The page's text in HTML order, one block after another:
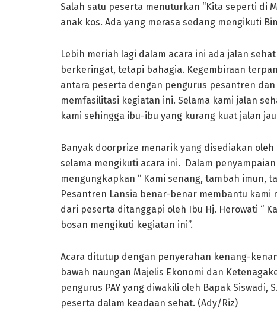
Salah satu peserta menuturkan “Kita seperti di
anak kos. Ada yang merasa sedang mengikuti
Lebih meriah lagi dalam acara ini ada jalan
berkeringat, tetapi bahagia. Kegembiraan
antara peserta dengan pengurus pesantren
memfasilitasi kegiatan ini. Selama kami jalan
kami sehingga ibu-ibu yang kurang kuat jalan
Banyak doorprize menarik yang disediakan
selama mengikuti acara ini. Dalam
mengungkapkan “ Kami senang, tambah imun,
Pesantren Lansia benar-benar membantu kami
dari peserta ditanggapi oleh Ibu Hj. Herowati “
bosan mengikuti kegiatan ini”.
Acara ditutup dengan penyerahan kenang-
bawah naungan Majelis Ekonomi dan
pengurus PAY yang diwakili oleh Bapak Siswadi,
peserta dalam keadaan sehat. (Ady/Riz)